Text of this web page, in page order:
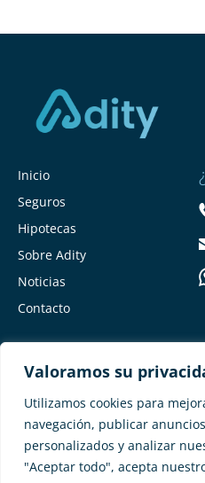
Valoramos su
Utilizamos cookies para
navegación, publicar
personalizados y analizar
"Aceptar todo", acepta
Inicio
Seguros
Hipotecas
Sobre Adity
Noticias
Contacto
Adity Seguros –